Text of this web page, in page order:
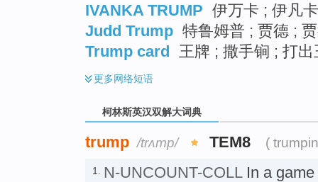
IVANKA TRUMP 伊万卡 ; 伊凡卡
Judd Trump 特鲁姆普 ; 贾德 ;
Trump card 王牌 ; 撒手锏 ; 打出
更多网络短语
柯林斯英汉双解大词典
trump /trʌmp/ TEM8 (
1. N-UNCOUNT-COLLIn a